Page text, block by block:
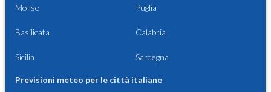
Molise Puglia
Basilicata Calabria
Sicilia Sardegna
Previsioni meteo per le città italiane